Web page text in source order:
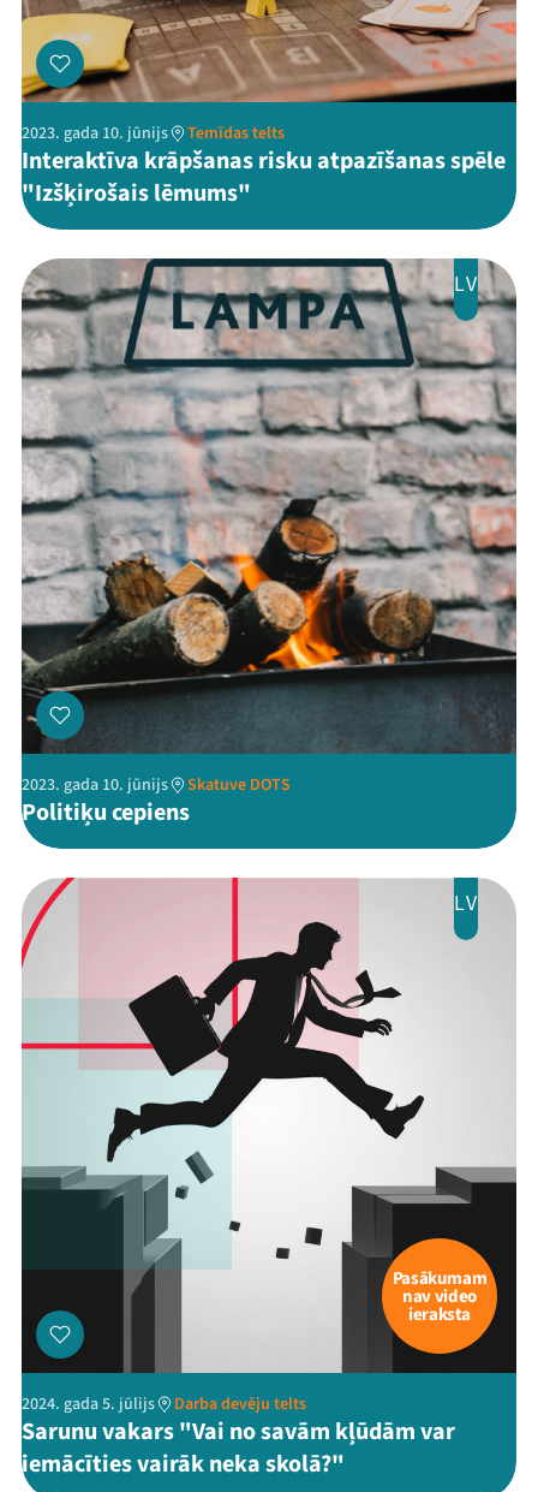
2023. gada 10. jūnijs Temīdas telts
Interaktīva krāpšanas risku atpazīšanas spēle
"Izšķirošais lēmums"
LV
2023. gada 10. jūnijs Skatuve DOTS
Politiķu cepiens
LV
Pasākumam
nav video
ieraksta
2024. gada 5. jūlijs Darba devēju telts
Sarunu vakars "Vai no savām kļūdām var
iemācīties vairāk neka skolā?"